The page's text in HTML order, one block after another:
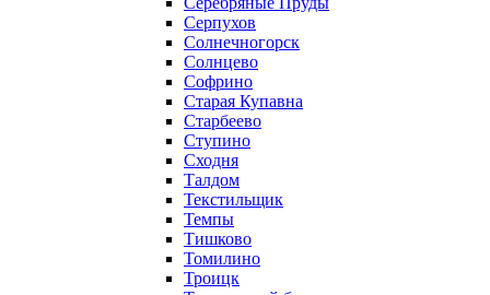
Серпухов
Солнечногорск
Солнцево
Софрино
Старая Купавна
Старбеево
Ступино
Сходня
Талдом
Текстильщик
Темпы
Тишково
Томилино
Троицк